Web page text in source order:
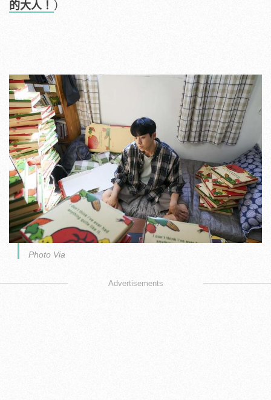
的大人！ ）
Photo Via
Advertisements